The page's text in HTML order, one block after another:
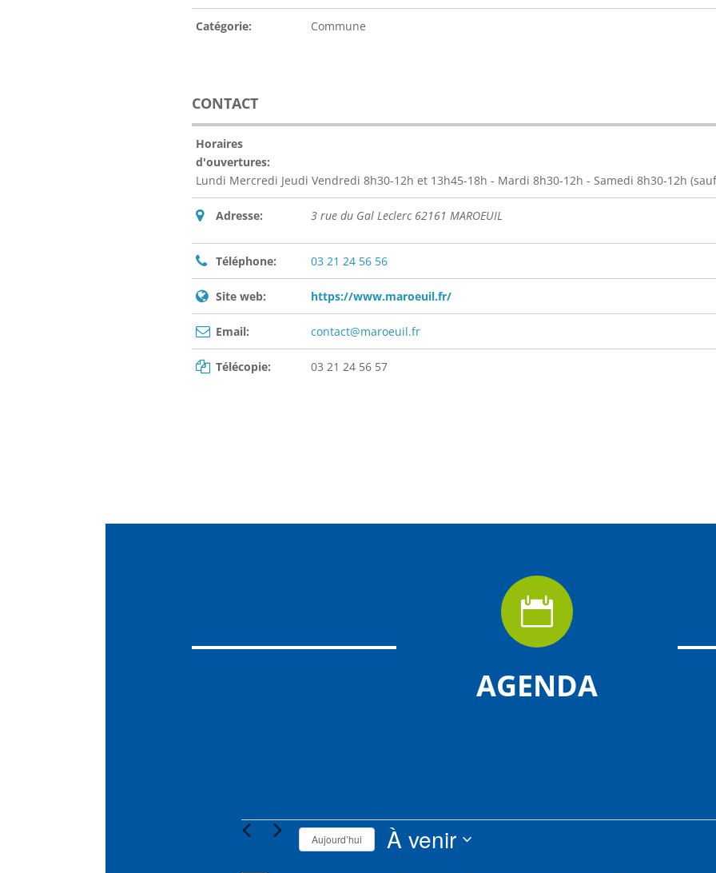
Catégorie: Commune
CONTACT
Horaires
d'ouvertures:
Lundi Mercredi Jeudi Vendredi 8h30-12h et 13h45-18h - Mardi 8h30-12h - Samedi 8h30-12h
Adresse: 3 rue du Gal Leclerc 62161 MAROEUIL
Téléphone: 03 21 24 56 56
Site web: https://www.maroeuil.fr/
Email: contact@maroeuil.fr
Télécopie: 03 21 24 56 57

AGENDA
Évènements
Aujourd’hui À venir